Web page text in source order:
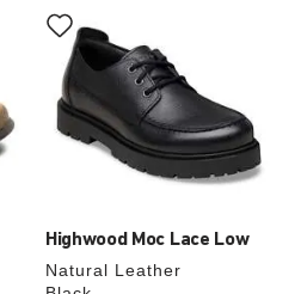
Highwood Moc Lace Low
Natural Leather
med
provfärger
kommer
uppdatera
produktbilden